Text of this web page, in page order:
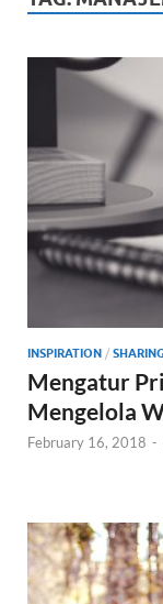
INSPIRATION /
Mengatur
Mengelola
February 16, 2018 -